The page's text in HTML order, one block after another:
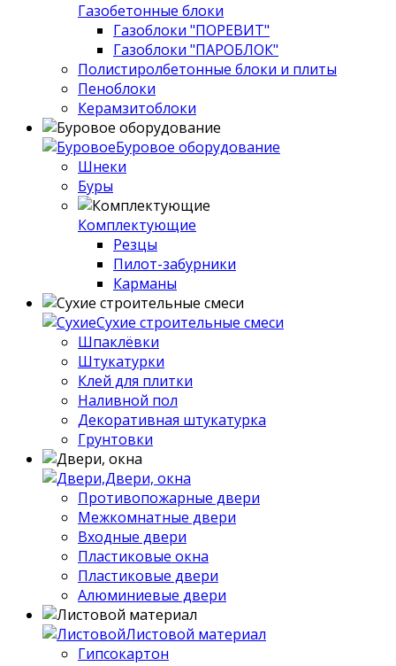
Газобетонные блоки
Газоблоки "ПОРЕВИТ"
Газоблоки "ПАРОБЛОК"
Полистиролбетонные блоки и плиты
Пеноблоки
Керамзитоблоки
Буровое оборудование
Шнеки
Буры
Комплектующие
Резцы
Пилот-забурники
Карманы
Сухие строительные смеси
Шпаклёвки
Штукатурки
Клей для плитки
Наливной пол
Декоративная штукатурка
Грунтовки
Двери, окна
Противопожарные двери
Межкомнатные двери
Входные двери
Пластиковые окна
Пластиковые двери
Алюминиевые двери
Листовой материал
Гипсокартон